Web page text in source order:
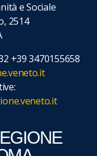
e Sociale
2514
+39 3470155658